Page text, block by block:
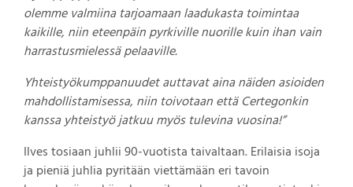
olemme valmiina tarjoamaan laadukasta toimintaa
kaikille, niin eteenpäin pyrkiville nuorille kuin ihan vain
harrastusmielessä pelaaville.
Yhteistyökumppanuudet auttavat aina näiden asioiden
mahdollistamisessa, niin toivotaan että Certegonkin
kanssa yhteistyö jatkuu myös tulevina vuosina!”
Ilves tosiaan juhlii 90-vuotista taivaltaan. Erilaisia isoja
ja pieniä juhlia pyritään viettämään eri tavoin